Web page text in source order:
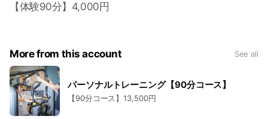
【体験90分】4,000円
More from this account See all
パーソナルトレーニング【90分コース】
【90分コース】13,500円